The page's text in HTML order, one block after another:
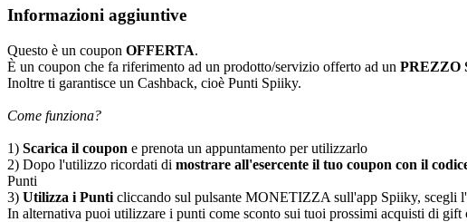
Informazioni aggiuntive
Questo è un coupon OFFERTA.
È un coupon che fa riferimento ad un prodotto/servizio offerto ad un PREZZO
Inoltre ti garantisce un Cashback, cioè Punti Spiiky.
Come funziona?
1) Scarica il coupon e prenota un appuntamento per utilizzarlo
2) Dopo l'utilizzo ricordati di mostrare all'esercente il tuo coupon con il
Punti
3) Utilizza i Punti cliccando sul pulsante MONETIZZA sull'app Spiiky, scegli
In alternativa puoi utilizzare i punti come sconto sui tuoi prossimi acquisti di gift